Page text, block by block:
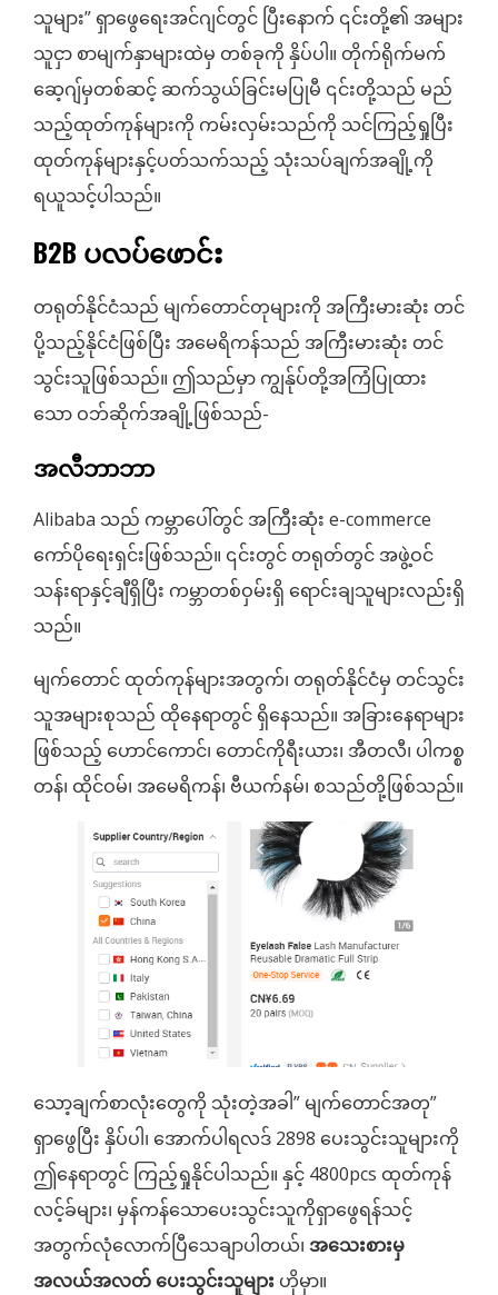
သူများ” ရှာဖွေရေးအင်ဂျင်တွင် ပြီးနောက် ၎င်းတို့၏ အများ
သူငှာ စာမျက်နှာများထဲမှ တစ်ခုကို နှိပ်ပါ။ တိုက်ရိုက်မက်
ဆေ့ဂျ်မှတစ်ဆင့် ဆက်သွယ်ခြင်းမပြုမီ ၎င်းတို့သည် မည်
သည့်ထုတ်ကုန်များကို ကမ်းလှမ်းသည်ကို သင်ကြည့်ရှုပြီး
ထုတ်ကုန်များနှင့်ပတ်သက်သည့် သုံးသပ်ချက်အချို့ကို
ရယူသင့်ပါသည်။
B2B ပလပ်ဖောင်း
တရုတ်နိုင်ငံသည် မျက်တောင်တုများကို အကြီးမားဆုံး တင်
ပို့သည့်နိုင်ငံဖြစ်ပြီး အမေရိကန်သည် အကြီးမားဆုံး တင်
သွင်းသူဖြစ်သည်။ ဤသည်မှာ ကျွန်ုပ်တို့အကြံပြုထား
သော ဝဘ်ဆိုက်အချို့ဖြစ်သည်-
အလီဘာဘာ
Alibaba သည် ကမ္ဘာပေါ်တွင် အကြီးဆုံး e-commerce
ကော်ပိုရေးရှင်းဖြစ်သည်။ ၎င်းတွင် တရုတ်တွင် အဖွဲ့ဝင်
သန်းရာနှင့်ချီရှိပြီး ကမ္ဘာတစ်ဝှမ်းရှိ ရောင်းချသူများလည်းရှိ
သည်။
မျက်တောင် ထုတ်ကုန်များအတွက်၊ တရုတ်နိုင်ငံမှ တင်သွင်း
သူအများစုသည် ထိုနေရာတွင် ရှိနေသည်။ အခြားနေရာများ
ဖြစ်သည့် ဟောင်ကောင်၊ တောင်ကိုရီးယား၊ အီတလီ၊ ပါကစ္စ
တန်၊ ထိုင်ဝမ်၊ အမေရိကန်၊ ဗီယက်နမ်၊ စသည်တို့ဖြစ်သည်။
သော့ချက်စာလုံးတွေကို သုံးတဲ့အခါ” မျက်တောင်အတု”
ရှာဖွေပြီး နှိပ်ပါ၊ အောက်ပါရလဒ် 2898 ပေးသွင်းသူများကို
ဤနေရာတွင် ကြည့်ရှုနိုင်ပါသည်။ နှင့် 4800pcs ထုတ်ကုန်
လင့်ခ်များ၊ မှန်ကန်သောပေးသွင်းသူကိုရှာဖွေရန်သင့်
အတွက်လုံလောက်ပြီသေချာပါတယ်၊ အသေးစားမှ
အလယ်အလတ် ပေးသွင်းသူများ ဟိုမှာ။